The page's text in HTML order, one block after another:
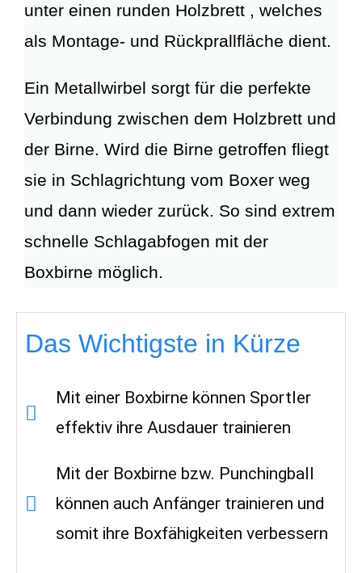
unter einen runden Holzbrett , welches
als Montage- und Rückprallfläche dient.
Ein Metallwirbel sorgt für die perfekte
Verbindung zwischen dem Holzbrett und
der Birne. Wird die Birne getroffen fliegt
sie in Schlagrichtung vom Boxer weg
und dann wieder zurück. So sind extrem
schnelle Schlagabfogen mit der
Boxbirne möglich.
Das Wichtigste in Kürze
Mit einer Boxbirne können Sportler
effektiv ihre Ausdauer trainieren
Mit der Boxbirne bzw. Punchingball
können auch Anfänger trainieren und
somit ihre Boxfähigkeiten verbessern